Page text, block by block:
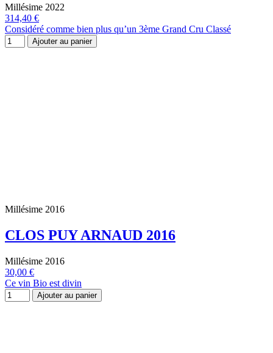
Millésime 2022
314,40 €
Considéré comme bien plus qu’un 3ème Grand Cru Classé
Ajouter au panier
Millésime 2016
CLOS PUY ARNAUD 2016
Millésime 2016
30,00 €
Ce vin Bio est divin
Ajouter au panier